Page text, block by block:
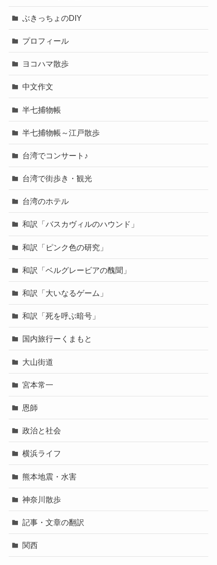
ぶきっちょのDIY
プロフィール
ヨコハマ散歩
中文作文
半七捕物帳
半七捕物帳～江戸散歩
台湾でコンサート♪
台湾で街歩き・観光
台湾のホテル
和訳「バスカヴィルのハウンド」
和訳「ピンク色の研究」
和訳「ベルグレービアの醜聞」
和訳「大いなるゲーム」
和訳「死を呼ぶ暗号」
国内旅行ーくまもと
大山街道
宮本常一
恩師
政治と社会
横浜ライフ
熊本地震・水害
神奈川散歩
記事・文章の翻訳
関西